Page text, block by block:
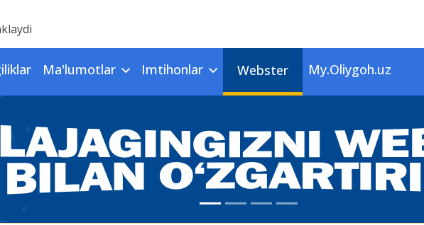
Ma'lumotlar Imtihonlar Webster My.Oliygoh.uz